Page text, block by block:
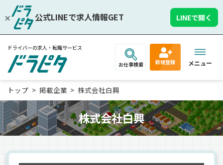
公式LINEで求人情報GET LINEで開く
ドライバーの求人・転職サービス
お仕事検索 新規登録 メニュー
トップ 掲載企業 株式会社白興
株式会社白興